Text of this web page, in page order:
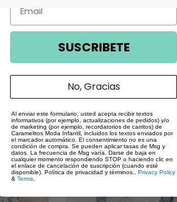
ADICIONAL
meses talla 3 años,talla 5 años ,talla 4 años
SUSCRIBETE
No, Gracias
Al enviar este formulario, usted acepta recibir textos
informativos (por ejemplo, actualizaciones de pedidos) y/o
de marketing (por ejemplo, recordatorios de carritos) de
Caramelitos Moda Infantil, incluidos los textos enviados por
el marcador automático. El consentimiento no es una
condición de compra. Se pueden aplicar tasas de Msg y
datos. La frecuencia de Msg varía. Darse de baja en
cualquier momento respondiendo STOP o haciendo clic en
el enlace de cancelación de suscripción (cuando esté
disponible). Política de privacidad y términos.. Privacy Policy
& Terms